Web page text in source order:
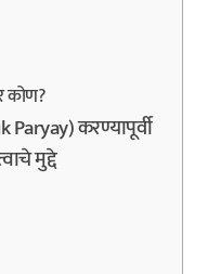
कोण?
करण्यापूर्वी
मुद्दे